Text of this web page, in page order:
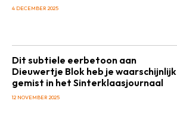
4 DECEMBER 2025
Dit subtiele eerbetoon aan
Dieuwertje Blok heb je waarschijnlijk
gemist in het Sinterklaasjournaal
12 NOVEMBER 2025